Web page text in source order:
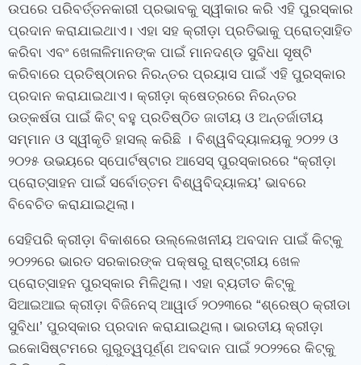
ଉପରେ ପରିବର୍ତ୍ତନକାରୀ ପ୍ରଭାବକୁ ସ୍ୱୀକାର କରି ଏହି ପୁରସ୍କାର
ପ୍ରଦାନ କରାଯାଇଥାଏ। ଏହା ସହ କ୍ରୀଡ଼ା ପ୍ରତିଭାକୁ ପ୍ରୋତ୍ସାହିତ
କରିବା ଏବଂ ଖେଳାଳିମାନଙ୍କ ପାଇଁ ମାନଦଣ୍ଡ ସୁବିଧା ସୃଷ୍ଟି
କରିବାରେ ପ୍ରତିଷ୍ଠାନର ନିରନ୍ତର ପ୍ରୟାସ ପାଇଁ ଏହି ପୁରସ୍କାର
ପ୍ରଦାନ କରାଯାଇଥାଏ। କ୍ରୀଡ଼ା କ୍ଷେତ୍ରରେ ନିରନ୍ତର
ଉତ୍କର୍ଷତା ପାଇଁ କିଟ୍‍ ବହୁ ପ୍ରତିଷ୍ଠିତ ଜାତୀୟ ଓ ଅନ୍ତର୍ଜାତୀୟ
ସମ୍ମାନ ଓ ସ୍ୱୀକୃତି ହାସଲ୍‍ କରିଛି । ବିଶ୍ୱବିଦ୍ୟାଳୟକୁ ୨୦୨୨ ଓ
୨୦୨୫ ଉଭୟରେ ସ୍ପୋର୍ଟଷ୍ଟାର ଆସେସ୍ ପୁରସ୍କାରରେ “କ୍ରୀଡ଼ା
ପ୍ରୋତ୍ସାହନ ପାଇଁ ସର୍ବୋତ୍ତମ ବିଶ୍ୱବିଦ୍ୟାଳୟ’ ଭାବରେ
ବିବେଚିତ କରାଯାଇଥିଲା।
ସେହିପରି କ୍ରୀଡ଼ା ବିକାଶରେ ଉଲ୍ଲେଖନୀୟ ଅବଦାନ ପାଇଁ କିଟ୍‍କୁ
୨୦୨୨ରେ ଭାରତ ସରକାରଙ୍କ ପକ୍ଷରୁ ରାଷ୍ଟ୍ରୀୟ ଖେଳ
ପ୍ରୋତ୍ସାହନ ପୁରସ୍କାର ମିଳିଥିଲା। ଏହା ବ୍ୟତୀତ କିଟ୍‍କୁ
ସିଆଇଆଇ କ୍ରୀଡ଼ା ବିଜିନେସ୍‍ ଆୱାର୍ଡ ୨୦୨୩ରେ “ଶ୍ରେଷ୍ଠ କ୍ରୀଡା
ସୁବିଧା’ ପୁରସ୍କାର ପ୍ରଦାନ କରାଯାଇଥିଲା। ଭାରତୀୟ କ୍ରୀଡ଼ା
ଇକୋସିଷ୍ଟମରେ ଗୁରୁତ୍ୱପୂର୍ଣ୍ଣ ଅବଦାନ ପାଇଁ ୨୦୨୨ରେ କିଟ୍‍କୁ